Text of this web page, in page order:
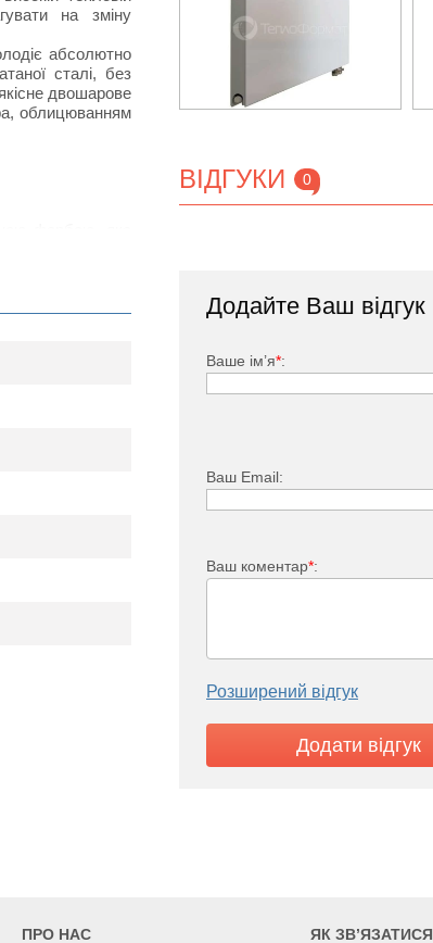
на зміну
абсолютно
сталі, без
двошарове
облицюванням
потоків в
ВІДГУКИ 0
Додайте Ваш відгук
Ваше ім’я*:
Ваш Email:
Ваш коментар*:
Розширений відгук
ПРО НАС ЯК ЗВ’ЯЗАТИСЯ